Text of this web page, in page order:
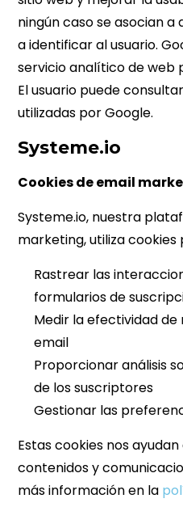
ningún caso se asocian
a identificar al usuario.
servicio analítico de web
El usuario puede consultar
utilizadas por Google.
Systeme.io
Cookies de email
Systeme.io, nuestra
marketing, utiliza cookies
Rastrear las
formularios de
Medir la efectividad
email
Proporcionar análisis
de los suscriptores
Gestionar las
Estas cookies nos
contenidos y
más información en la